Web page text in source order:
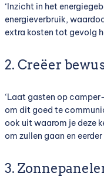
‘Inzicht in het
energieverbruik,
extra kosten tot gevolg
2. Creëer
‘Laat gasten op
om dit goed te
ook uit waarom je deze
om zullen gaan en
3.